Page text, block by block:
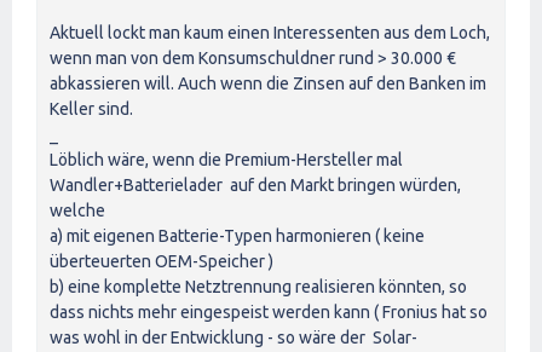
Aktuell lockt man kaum einen Interessenten aus dem Loch,
wenn man von dem Konsumschuldner rund > 30.000 €
abkassieren will. Auch wenn die Zinsen auf den Banken im
Keller sind.
Löblich wäre, wenn die Premium-Hersteller mal
Wandler+Batterielader auf den Markt bringen würden,
welche
a) mit eigenen Batterie-Typen harmonieren ( keine
überteuerten OEM-Speicher )
b) eine komplette Netztrennung realisieren könnten, so
dass nichts mehr eingespeist werden kann ( Fronius hat so
was wohl in der Entwicklung - so wäre der Solar-